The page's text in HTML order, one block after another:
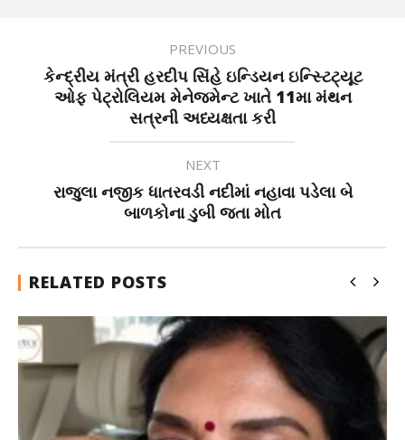
PREVIOUS
કેન્દ્રીય મંત્રી હરદીપ સિંહે ઇન્ડિયન ઇન્સ્ટિટ્યૂટ
ઓફ પેટ્રોલિયમ મેનેજમેન્ટ ખાતે 11મા મંથન
સત્રની અધ્યક્ષતા કરી
NEXT
રાજુલા નજીક ધાતરવડી નદીમાં નહાવા પડેલા બે
બાળકોના ડુબી જતા મોત
RELATED POSTS